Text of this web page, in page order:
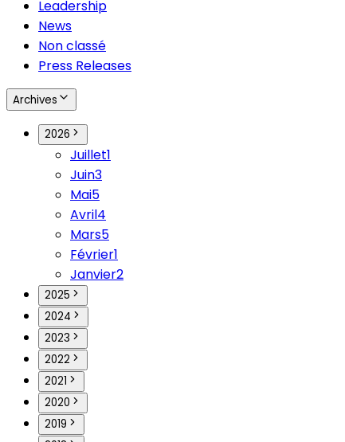
Leadership
News
Non classé
Press Releases
Archives
2026
Juillet1
Juin3
Mai5
Avril4
Mars5
Février1
Janvier2
2025
2024
2023
2022
2021
2020
2019